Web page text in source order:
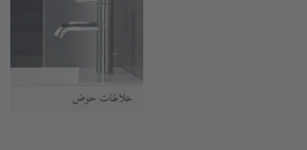
خلاطات حوض